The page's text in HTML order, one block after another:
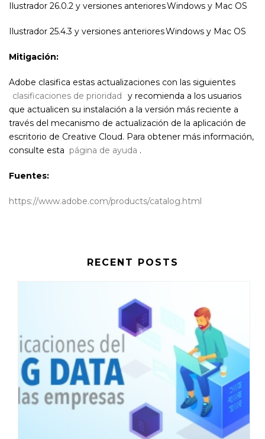
Ilustrador 26.0.2 y versiones anteriores Windows y Mac OS
Ilustrador 25.4.3 y versiones anteriores Windows y Mac OS
Mitigación:
Adobe clasifica estas actualizaciones con las siguientes
clasificaciones de prioridad y recomienda a los usuarios
que actualicen su instalación a la versión más reciente a
través del mecanismo de actualización de la aplicación de
escritorio de Creative Cloud. Para obtener más información,
consulte esta página de ayuda .
Fuentes:
https://www.adobe.com/products/catalog.html
RECENT POSTS